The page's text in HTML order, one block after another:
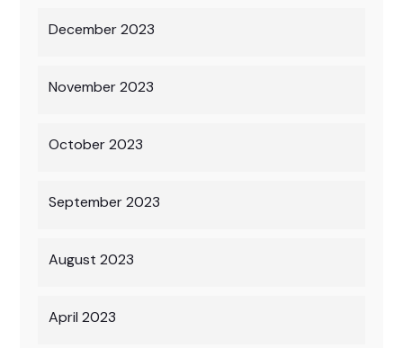
December 2023
November 2023
October 2023
September 2023
August 2023
April 2023